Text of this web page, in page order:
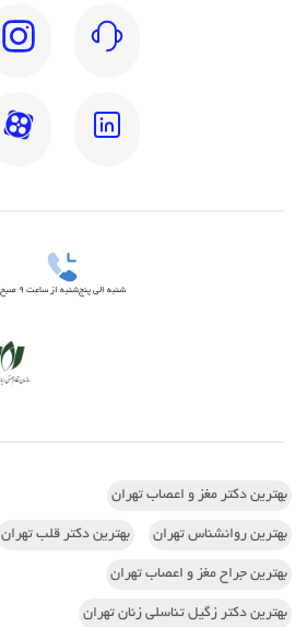
شنبه الی پنج‌شنبه از ساعت 9 صبح
بهترین دکتر مغز و اعصاب تهران
بهترین روانشناس تهران بهترین دکتر قلب تهران
بهترین جراح مغز و اعصاب تهران
بهترین دکتر زگیل تناسلی زنان تهران